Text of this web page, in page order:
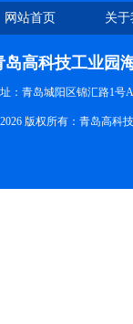
网站首页 关
岛高科技工业园
：青岛城阳区锦汇路1号
版权所有：青岛高科